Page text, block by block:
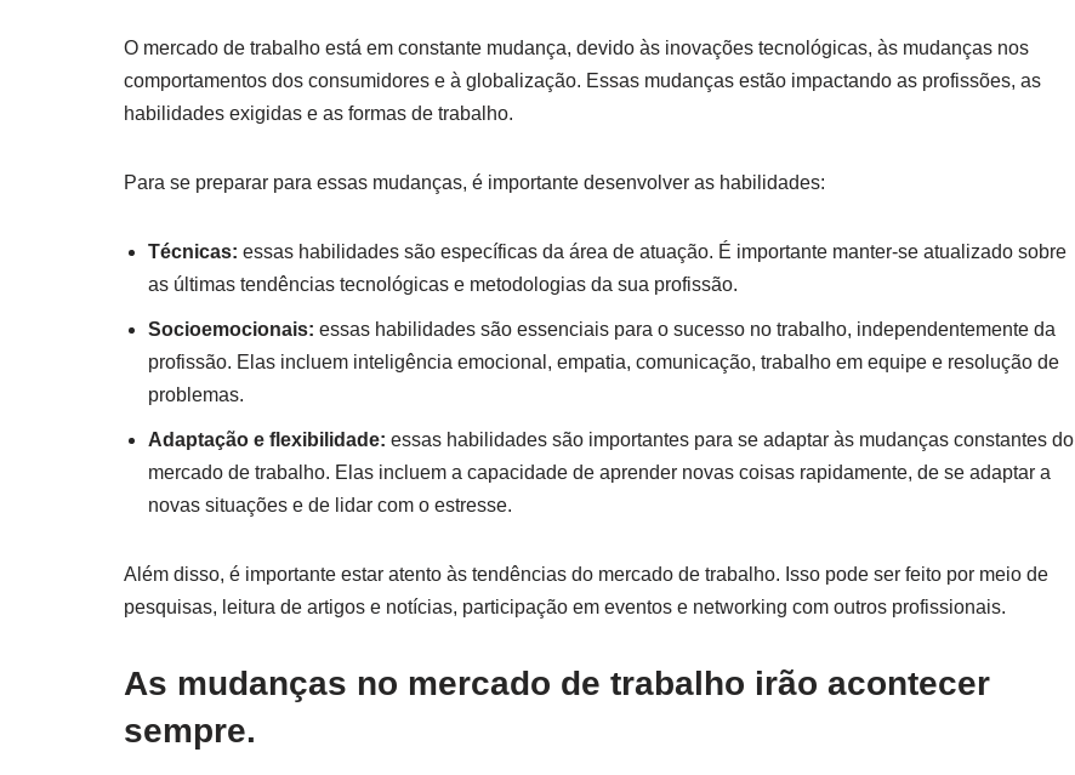
O mercado de trabalho está em constante mudança, devido às inovações tecnológicas, às mudanças nos
comportamentos dos consumidores e à globalização. Essas mudanças estão impactando as profissões, as
habilidades exigidas e as formas de trabalho.
Para se preparar para essas mudanças, é importante desenvolver as habilidades:
Técnicas: essas habilidades são específicas da área de atuação. É importante manter-se atualizado sobre
as últimas tendências tecnológicas e metodologias da sua profissão.
Socioemocionais: essas habilidades são essenciais para o sucesso no trabalho, independentemente da
profissão. Elas incluem inteligência emocional, empatia, comunicação, trabalho em equipe e resolução de
problemas.
Adaptação e flexibilidade: essas habilidades são importantes para se adaptar às mudanças constantes do
mercado de trabalho. Elas incluem a capacidade de aprender novas coisas rapidamente, de se adaptar a
novas situações e de lidar com o estresse.
Além disso, é importante estar atento às tendências do mercado de trabalho. Isso pode ser feito por meio de
pesquisas, leitura de artigos e notícias, participação em eventos e networking com outros profissionais.
As mudanças no mercado de trabalho irão acontecer
sempre.